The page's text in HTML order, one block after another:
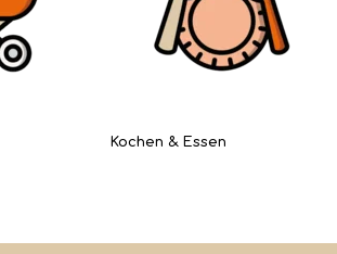
Kochen & Essen